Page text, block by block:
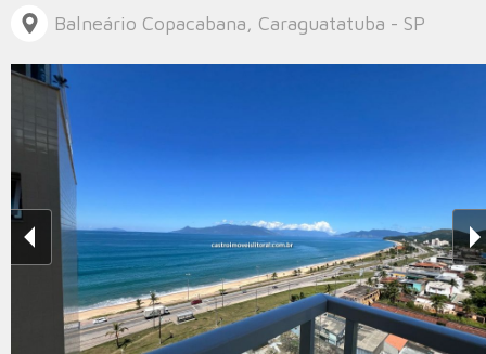
Balneário Copacabana, Caraguatatuba - SP